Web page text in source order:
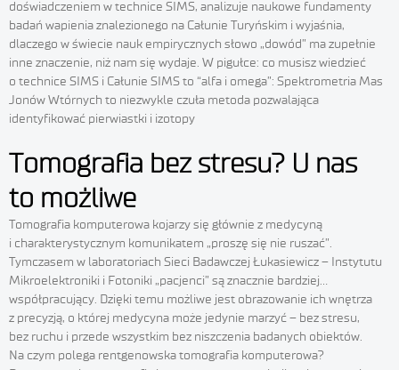
doświadczeniem w technice SIMS, analizuje naukowe fundamenty
badań wapienia znalezionego na Całunie Turyńskim i wyjaśnia,
dlaczego w świecie nauk empirycznych słowo „dowód” ma zupełnie
inne znaczenie, niż nam się wydaje. W pigułce: co musisz wiedzieć
o technice SIMS i Całunie SIMS to “alfa i omega”: Spektrometria Mas
Jonów Wtórnych to niezwykle czuła metoda pozwalająca
identyfikować pierwiastki i izotopy
Tomografia bez stresu? U nas
to możliwe
Tomografia komputerowa kojarzy się głównie z medycyną
i charakterystycznym komunikatem „proszę się nie ruszać”.
Tymczasem w laboratoriach Sieci Badawczej Łukasiewicz – Instytutu
Mikroelektroniki i Fotoniki „pacjenci” są znacznie bardziej…
współpracujący. Dzięki temu możliwe jest obrazowanie ich wnętrza
z precyzją, o której medycyna może jedynie marzyć – bez stresu,
bez ruchu i przede wszystkim bez niszczenia badanych obiektów.
Na czym polega rentgenowska tomografia komputerowa?